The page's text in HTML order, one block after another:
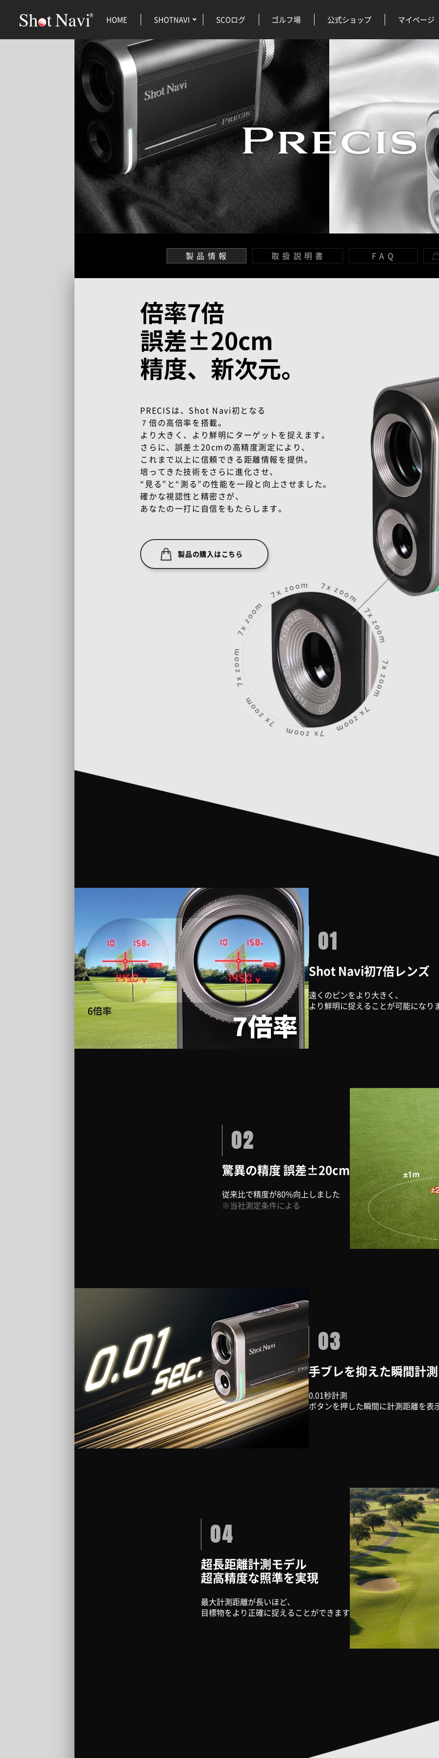
HOME SHOTNAVI SCOログ ゴルフ場 公式ショップ マイページ
製品情報 取扱説明書 FAQ
倍率7倍
誤差±20cm
精度、新次元。
PRECISは、Shot Navi初となる
７倍の高倍率を搭載。
より大きく、より鮮明にターゲットを捉えます。
さらに、誤差±20cmの高精度測定により、
これまで以上に信頼できる距離情報を提供。
培ってきた技術をさらに進化させ、
“見る”と“測る”の性能を一段と向上させました。
確かな視認性と精密さが、
あなたの一打に自信をもたらします。
製品の購入はこちら
01
Shot Navi初7倍レンズ
遠くのピンをより大きく、
より鮮明に捉えることが可能になり
02
驚異の精度 誤差±20cm
従来比で精度が80%向上しました
※当社測定条件による
03
手ブレを抑えた瞬間計測
0.01秒計測
ボタンを押した瞬間に計測距離を表
04
超長距離計測モデル
超高精度な照準を実現
最大計測距離が長いほど、
目標物をより正確に捉えることができます